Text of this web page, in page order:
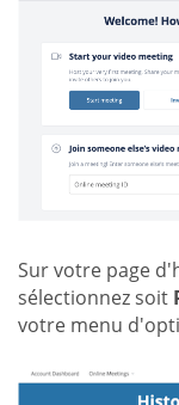
Sur votre page
sélectionnez soit
votre menu